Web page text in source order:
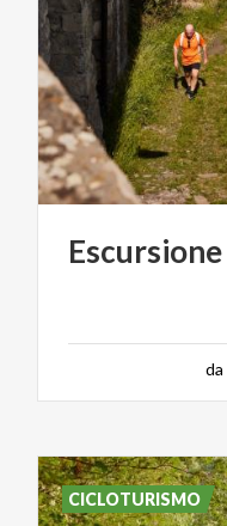
Escursione
da
CICLOTURISMO